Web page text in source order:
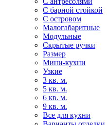
С барной стойкой
С островом
Малогабаритные
Модульные
Скрытые ручки
Размер
Мини-кухни
Узкие
3 кв. м.
5 кв. м.
6 кв. м.
9 кв. м.
Все для кухни